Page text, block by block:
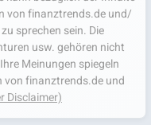
von finanztrends.de und/
sprechen sein. Die
usw. gehören nicht
Meinungen spiegeln
von finanztrends.de und
Disclaimer)